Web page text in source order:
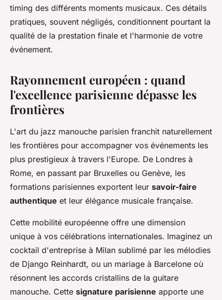
timing des différents moments musicaux. Ces détails
pratiques, souvent négligés, conditionnent pourtant la
qualité de la prestation finale et l'harmonie de votre
événement.
Rayonnement européen : quand
l'excellence parisienne dépasse les
frontières
L'art du jazz manouche parisien franchit naturellement
les frontières pour accompagner vos événements les
plus prestigieux à travers l'Europe. De Londres à
Rome, en passant par Bruxelles ou Genève, les
formations parisiennes exportent leur savoir-faire
authentique et leur élégance musicale française.
Cette mobilité européenne offre une dimension
unique à vos célébrations internationales. Imaginez un
cocktail d'entreprise à Milan sublimé par les mélodies
de Django Reinhardt, ou un mariage à Barcelone où
résonnent les accords cristallins de la guitare
manouche. Cette signature parisienne apporte une